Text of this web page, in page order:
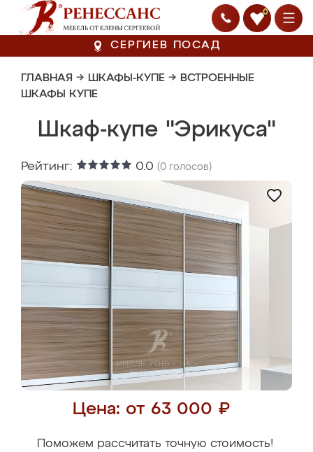
0
СЕРГИЕВ ПОСАД
ГЛАВНАЯ → ШКАФЫ-КУПЕ → ВСТРОЕННЫЕ
ШКАФЫ КУПЕ
Шкаф-купе "Эрикуса"
Рейтинг: 0.0 (0 голосов)
Цена: от 63 000 ₽
Поможем рассчитать точную стоимость!